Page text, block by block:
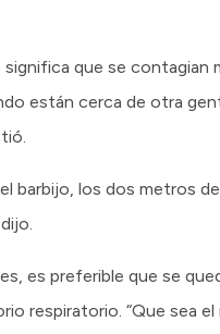
que se contagian
están cerca de otra
barbijo, los dos metros
es preferible que se
respiratorio. “Que sea